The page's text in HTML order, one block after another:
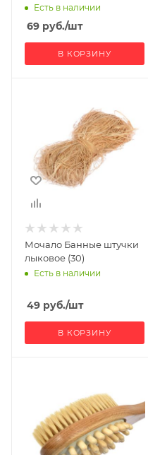
Есть в наличии
69 руб./шт
В КОРЗИНУ
Мочало Банные штучки
лыковое (30)
Есть в наличии
49 руб./шт
В КОРЗИНУ